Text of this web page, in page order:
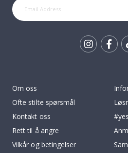
Om oss
Ofte stilte spørsmål
Kontakt oss
Rett til å angre
Vilkår og betingelser